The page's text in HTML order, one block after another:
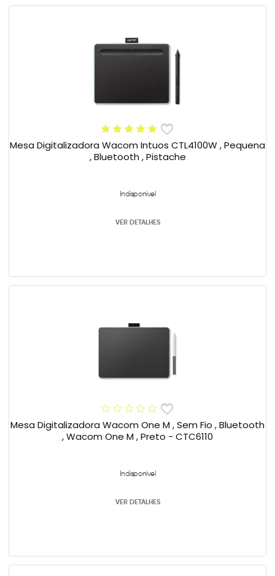
Mesa Digitalizadora Wacom Intuos CTL4100W , Pequena
, Bluetooth , Pistache
Indisponível
VER DETALHES
Mesa Digitalizadora Wacom One M , Sem Fio , Bluetooth
, Wacom One M , Preto - CTC6110
Indisponível
VER DETALHES